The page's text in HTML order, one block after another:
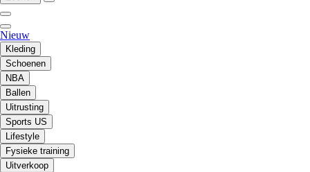
Nieuw
Kleding
Schoenen
NBA
Ballen
Uitrusting
Sports US
Lifestyle
Fysieke training
Uitverkoop